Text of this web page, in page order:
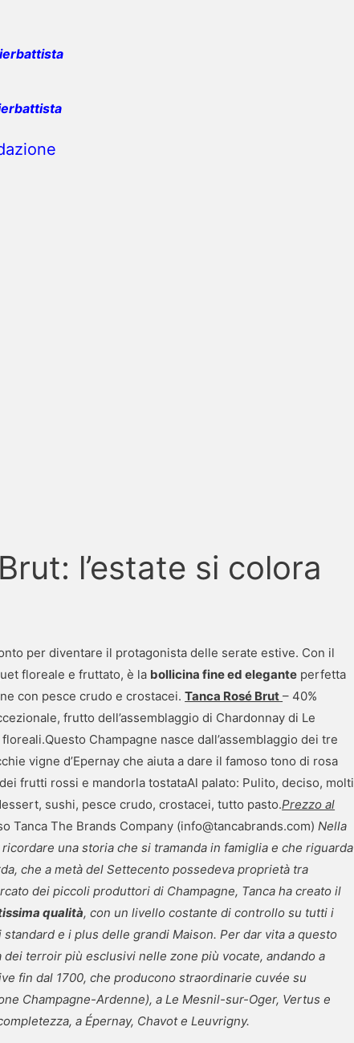
l’estate si colora
per diventare il protagonista delle serate estive. Con il
floreale e fruttato, è la bollicina fine ed elegante perfetta
con pesce crudo e crostacei.Tanca Rosé Brut – 40%
frutto dell’assemblaggio di Chardonnay di Le
Champagne nasce dall’assemblaggio dei tre
vigne d’Epernay che aiuta a dare il famoso tono di rosa
frutti rossi e mandorla tostataAl palato: Pulito, deciso, molti
sushi, pesce crudo, crostacei, tutto pasto.Prezzo al
Tanca The Brands Company (info@tancabrands.com)Nella
una storia che si tramanda in famiglia e che riguarda
che a metà del Settecento possedeva proprietà tra
dei piccoli produttori di Champagne, Tanca ha creato il
qualità, con un livello costante di controllo su tutti i
e i plus delle grandi Maison. Per dar vita a questo
terroir più esclusivi nelle zone più vocate, andando a
fin dal 1700, che producono straordinarie cuvée su
Champagne-Ardenne), a Le Mesnil-sur-Oger, Vertus e
a Épernay, Chavot e Leuvrigny.